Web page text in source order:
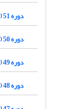
دوره 51 (1399)
دوره 50 (1398)
دوره 49 (1397)
دوره 48 (1396)